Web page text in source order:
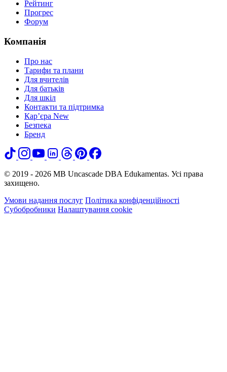
Рейтинг
Прогрес
Форум
Компанія
Про нас
Тарифи та плани
Для вчителів
Для батьків
Для шкіл
Контакти та підтримка
Кар’єра New
Безпека
Бренд
© 2019 - 2026 MB Uncascade DBA Edukamentas. Усі права
захищено.
Умови надання послуг Політика конфіденційності
Субобробники Налаштування cookie